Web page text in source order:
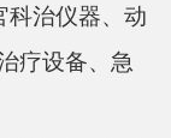
科治仪器、动
疗设备、急